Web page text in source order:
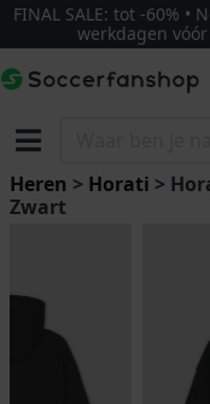
FINAL SALE: tot -60% •
werkdagen
Heren > Horati >
Zwart